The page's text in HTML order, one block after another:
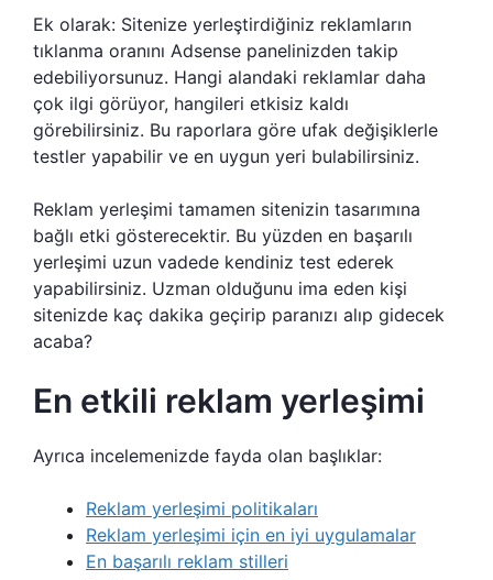
Ek olarak: Sitenize yerleştirdiğiniz reklamların
tıklanma oranını Adsense panelinizden takip
edebiliyorsunuz. Hangi alandaki reklamlar daha
çok ilgi görüyor, hangileri etkisiz kaldı
görebilirsiniz. Bu raporlara göre ufak değişiklerle
testler yapabilir ve en uygun yeri bulabilirsiniz.
Reklam yerleşimi tamamen sitenizin tasarımına
bağlı etki gösterecektir. Bu yüzden en başarılı
yerleşimi uzun vadede kendiniz test ederek
yapabilirsiniz. Uzman olduğunu ima eden kişi
sitenizde kaç dakika geçirip paranızı alıp gidecek
acaba?
En etkili reklam yerleşimi
Ayrıca incelemenizde fayda olan başlıklar:
Reklam yerleşimi politikaları
Reklam yerleşimi için en iyi uygulamalar
En başarılı reklam stilleri